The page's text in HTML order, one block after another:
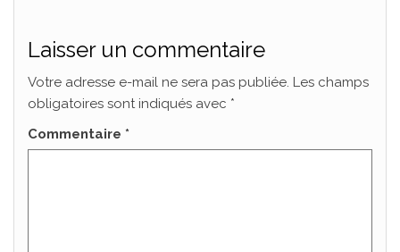
Laisser un commentaire
Votre adresse e-mail ne sera pas publiée. Les champs
obligatoires sont indiqués avec *
Commentaire *